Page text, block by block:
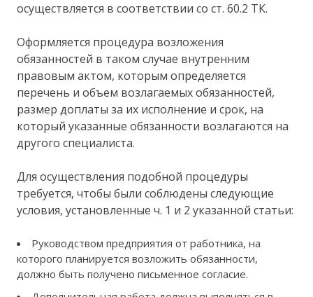
осуществляется в соответствии со ст. 60.2 ТК.
Оформляется процедура возложения
обязанностей в таком случае внутренним
правовым актом, которым определяется
перечень и объем возлагаемых обязанностей,
размер доплаты за их исполнение и срок, на
который указанные обязанности возлагаются на
другого специалиста.
Для осуществления подобной процедуры
требуется, чтобы были соблюдены следующие
условия, установленные ч. 1 и 2 указанной статьи:
Руководством предприятия от работника, на
которого планируется возложить обязанности,
должно быть получено письменное согласие.